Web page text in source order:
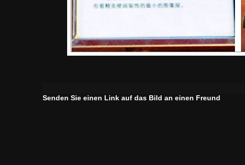
Senden Sie einen Link auf das Bild an einen Freund